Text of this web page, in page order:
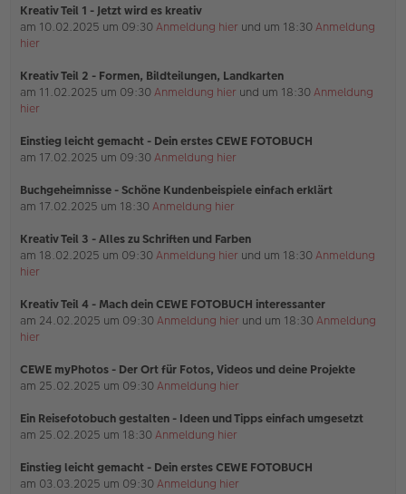
Kreativ Teil 1 - Jetzt wird es kreativ
am 10.02.2025 um 09:30Anmeldung hier und um 18:30Anmeldung
hier
Kreativ Teil 2 - Formen, Bildteilungen, Landkarten
am 11.02.2025 um 09:30Anmeldung hier und um 18:30Anmeldung
hier
Einstieg leicht gemacht - Dein erstes CEWE FOTOBUCH
am 17.02.2025 um 09:30Anmeldung hier
Buchgeheimnisse - Schöne Kundenbeispiele einfach erklärt
am 17.02.2025 um 18:30Anmeldung hier
Kreativ Teil 3 - Alles zu Schriften und Farben
am 18.02.2025 um 09:30Anmeldung hier und um 18:30Anmeldung
hier
Kreativ Teil 4 - Mach dein CEWE FOTOBUCH interessanter
am 24.02.2025 um 09:30Anmeldung hier und um 18:30Anmeldung
hier
CEWE myPhotos - Der Ort für Fotos, Videos und deine Projekte
am 25.02.2025 um 09:30Anmeldung hier
Ein Reisefotobuch gestalten - Ideen und Tipps einfach umgesetzt
am 25.02.2025 um 18:30Anmeldung hier
Einstieg leicht gemacht - Dein erstes CEWE FOTOBUCH
am 03.03.2025 um 09:30Anmeldung hier